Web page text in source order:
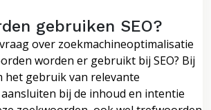
gebruiken SEO?
over zoekmachineoptimalisatie
worden er gebruikt bij SEO? Bij
het gebruik van relevante
bij de inhoud en intentie